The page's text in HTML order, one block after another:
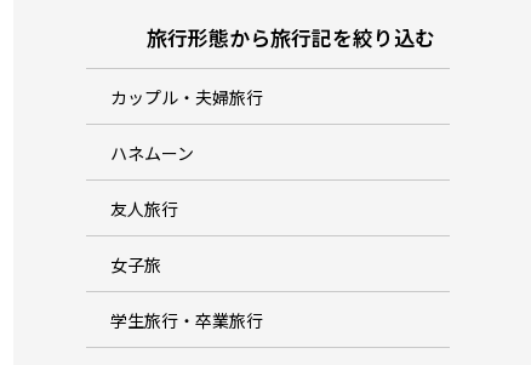
旅行形態から旅行記を絞り込む
カップル・夫婦旅行
ハネムーン
友人旅行
女子旅
学生旅行・卒業旅行